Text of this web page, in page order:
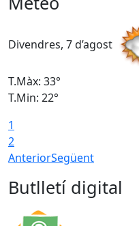
Divendres, 7 d’agost
T.Màx: 33°
T.Min: 22°
1
2
AnteriorSegüent
Butlletí digital